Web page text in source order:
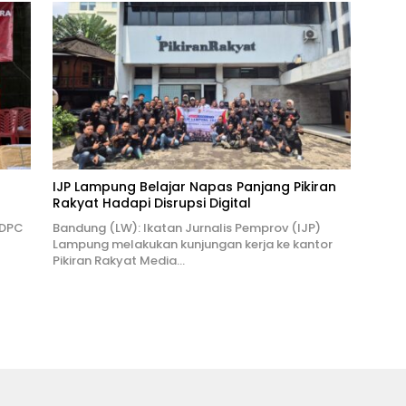
IJP Lampung Belajar Napas Panjang Pikiran
Rakyat Hadapi Disrupsi Digital
Bandung (LW): Ikatan Jurnalis Pemprov (IJP)
Lampung melakukan kunjungan kerja ke kantor
Pikiran Rakyat Media…